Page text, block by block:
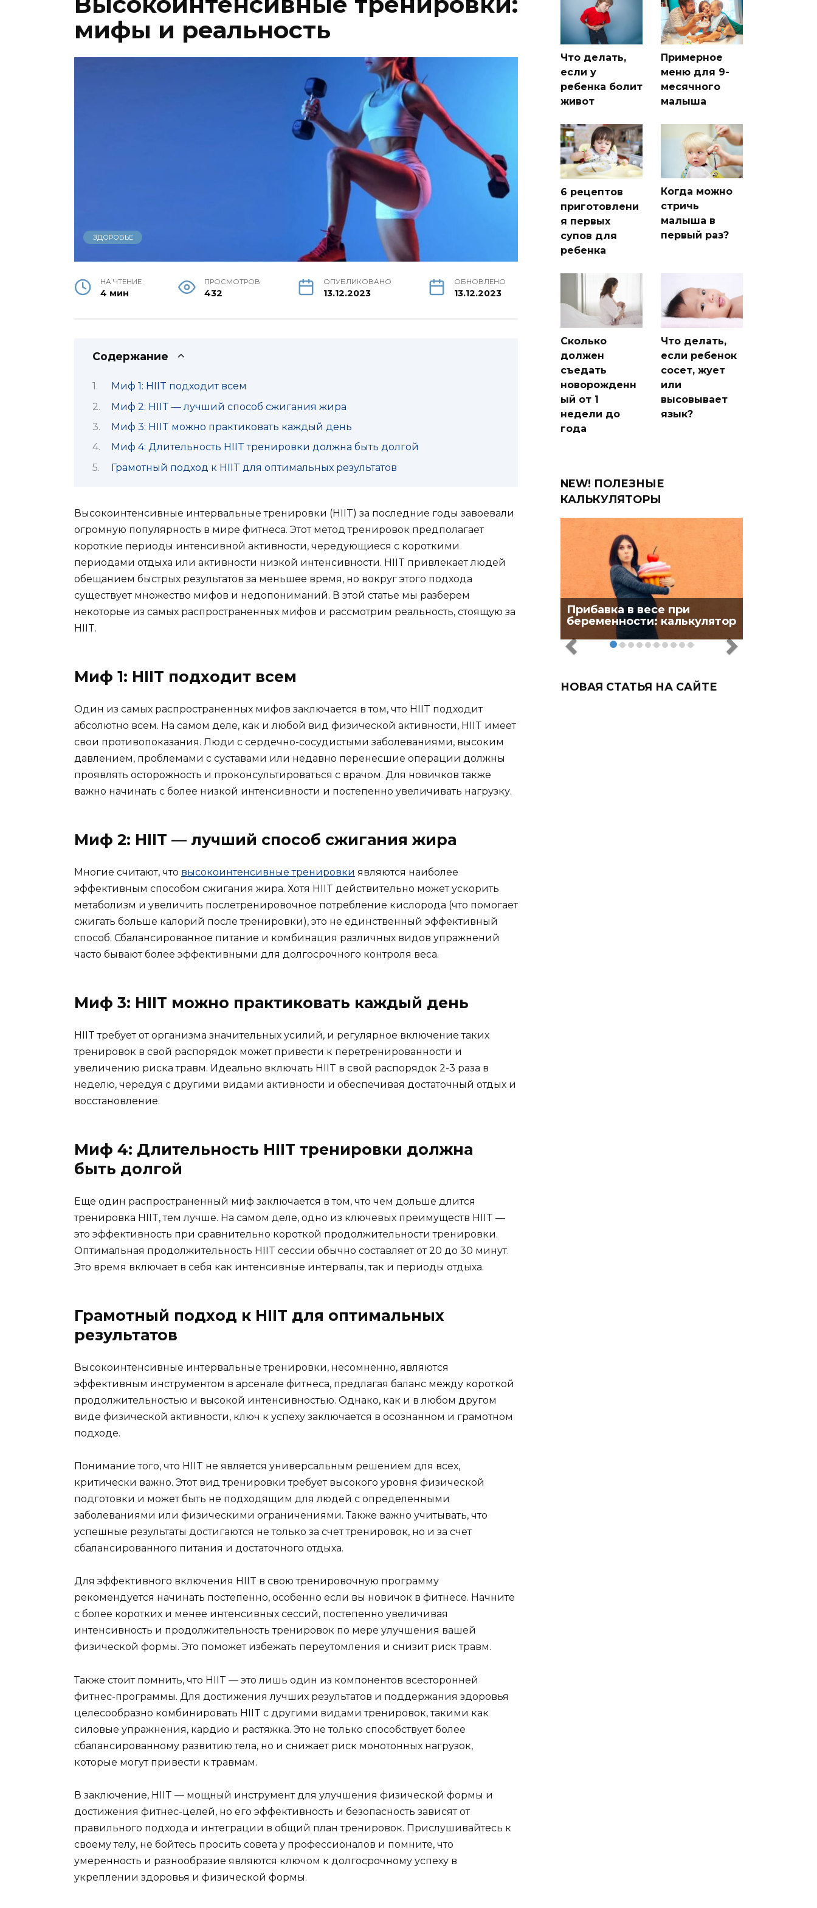
мифы и реальность
ЗДОРОВЬЕ
НА ЧТЕНИЕ
4 мин
ПРОСМОТРОВ
432
ОПУБЛИКОВАНО
13.12.2023
ОБНОВЛЕНО
13.12.2023
Содержание
Миф 1: HIIT подходит всем
Миф 2: HIIT — лучший способ сжигания жира
Миф 3: HIIT можно практиковать каждый день
Миф 4: Длительность HIIT тренировки должна быть долгой
Грамотный подход к HIIT для оптимальных результатов
Высокоинтенсивные интервальные тренировки (HIIT) за последние годы завоевали
огромную популярность в мире фитнеса. Этот метод тренировок предполагает
короткие периоды интенсивной активности, чередующиеся с короткими
периодами отдыха или активности низкой интенсивности. HIIT привлекает людей
обещанием быстрых результатов за меньшее время, но вокруг этого подхода
существует множество мифов и недопониманий. В этой статье мы разберем
некоторые из самых распространенных мифов и рассмотрим реальность, стоящую за
HIIT.
Миф 1: HIIT подходит всем
Один из самых распространенных мифов заключается в том, что HIIT подходит
абсолютно всем. На самом деле, как и любой вид физической активности, HIIT имеет
свои противопоказания. Люди с сердечно-сосудистыми заболеваниями, высоким
давлением, проблемами с суставами или недавно перенесшие операции должны
проявлять осторожность и проконсультироваться с врачом. Для новичков также
важно начинать с более низкой интенсивности и постепенно увеличивать нагрузку.
Миф 2: HIIT — лучший способ сжигания жира
Многие считают, что высокоинтенсивные тренировки являются наиболее
эффективным способом сжигания жира. Хотя HIIT действительно может ускорить
метаболизм и увеличить послетренировочное потребление кислорода (что помогает
сжигать больше калорий после тренировки), это не единственный эффективный
способ. Сбалансированное питание и комбинация различных видов упражнений
часто бывают более эффективными для долгосрочного контроля веса.
Миф 3: HIIT можно практиковать каждый день
HIIT требует от организма значительных усилий, и регулярное включение таких
тренировок в свой распорядок может привести к перетренированности и
увеличению риска травм. Идеально включать HIIT в свой распорядок 2-3 раза в
неделю, чередуя с другими видами активности и обеспечивая достаточный отдых и
восстановление.
Миф 4: Длительность HIIT тренировки должна
быть долгой
Еще один распространенный миф заключается в том, что чем дольше длится
тренировка HIIT, тем лучше. На самом деле, одно из ключевых преимуществ HIIT —
это эффективность при сравнительно короткой продолжительности тренировки.
Оптимальная продолжительность HIIT сессии обычно составляет от 20 до 30 минут.
Это время включает в себя как интенсивные интервалы, так и периоды отдыха.
Грамотный подход к HIIT для оптимальных
результатов
Высокоинтенсивные интервальные тренировки, несомненно, являются
эффективным инструментом в арсенале фитнеса, предлагая баланс между короткой
продолжительностью и высокой интенсивностью. Однако, как и в любом другом
виде физической активности, ключ к успеху заключается в осознанном и грамотном
подходе.
Понимание того, что HIIT не является универсальным решением для всех,
критически важно. Этот вид тренировки требует высокого уровня физической
подготовки и может быть не подходящим для людей с определенными
заболеваниями или физическими ограничениями. Также важно учитывать, что
успешные результаты достигаются не только за счет тренировок, но и за счет
сбалансированного питания и достаточного отдыха.
Для эффективного включения HIIT в свою тренировочную программу
рекомендуется начинать постепенно, особенно если вы новичок в фитнесе. Начните
с более коротких и менее интенсивных сессий, постепенно увеличивая
интенсивность и продолжительность тренировок по мере улучшения вашей
физической формы. Это поможет избежать переутомления и снизит риск травм.
Также стоит помнить, что HIIT — это лишь один из компонентов всесторонней
фитнес-программы. Для достижения лучших результатов и поддержания здоровья
целесообразно комбинировать HIIT с другими видами тренировок, такими как
силовые упражнения, кардио и растяжка. Это не только способствует более
сбалансированному развитию тела, но и снижает риск монотонных нагрузок,
которые могут привести к травмам.
В заключение, HIIT — мощный инструмент для улучшения физической формы и
достижения фитнес-целей, но его эффективность и безопасность зависят от
правильного подхода и интеграции в общий план тренировок. Прислушивайтесь к
своему телу, не бойтесь просить совета у профессионалов и помните, что
умеренность и разнообразие являются ключом к долгосрочному успеху в
укреплении здоровья и физической формы.
Что делать,
если у
ребенка болит
живот
Примерное
меню для 9-
месячного
малыша
6 рецептов
приготовлени
я первых
супов для
ребенка
Когда можно
стричь
малыша в
первый раз?
Сколько
должен
съедать
новорожденн
ый от 1
недели до
года
Что делать,
если ребенок
сосет, жует
или
высовывает
язык?
NEW! ПОЛЕЗНЫЕ
КАЛЬКУЛЯТОРЫ
Прибавка в весе при
беременности: калькулятор
НОВАЯ СТАТЬЯ НА САЙТЕ